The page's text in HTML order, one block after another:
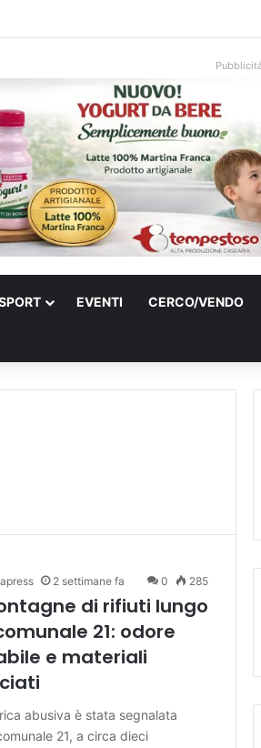
due 15enni ricoverati in gravi condizioni
EVENTI CERCO/VENDO
2 settimane fa 0 285
di rifiuti lungo
21: odore
e materiali
abusiva è stata segnalata
21, a circa dieci